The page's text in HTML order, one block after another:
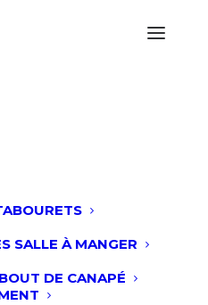
SALLE À MANGER
DE CANAPÉ
et Bois